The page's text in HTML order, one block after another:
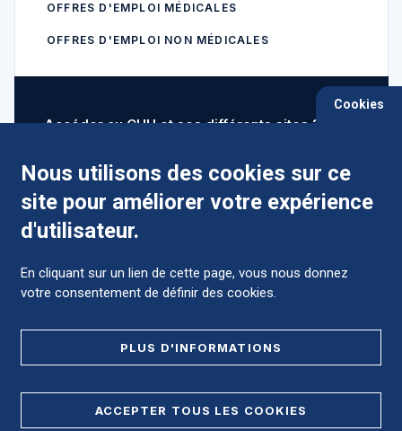
OFFRES D'EMPLOI MÉDICALES
OFFRES D'EMPLOI NON MÉDICALES
Accéder au CHU et ses différents sites ?
Comment préparer mon hospitalisation ?
Cookies
Nous utilisons des cookies sur ce
site pour améliorer votre expérience
d'utilisateur.
En cliquant sur un lien de cette page, vous nous donnez
votre consentement de définir des cookies.
PLUS D'INFORMATIONS
ACCEPTER TOUS LES COOKIES